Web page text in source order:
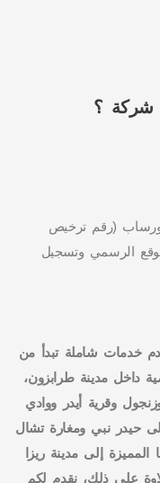
شركة ؟
(رقم ترخيص
الرسمي وتسجيل
خدمات شاملة تبدأ من
داخل مدينة طرابزون،
وقرية أيدر ووادي
حيدر نبي ومغارة تشال
إلى مدينة ريزا
على ذلك، نقدم لكم